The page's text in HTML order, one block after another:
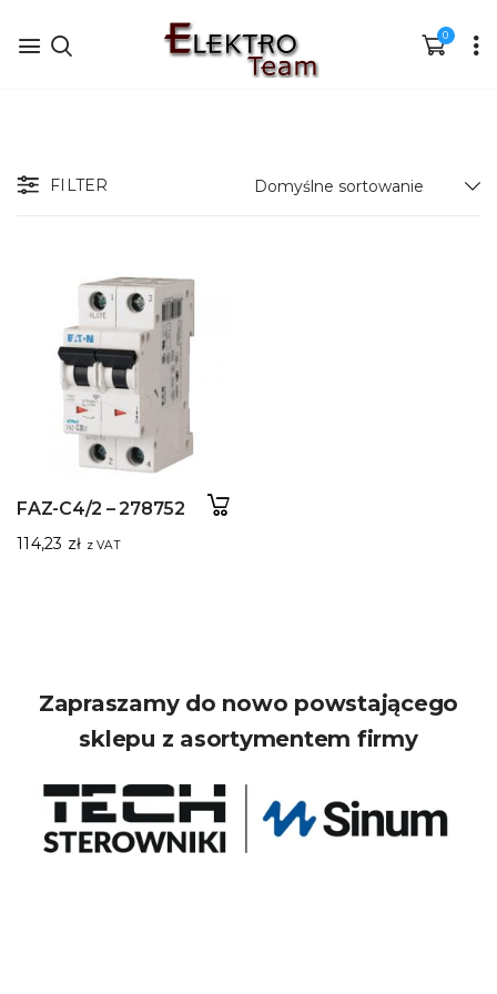
0
FILTER
FAZ-C4/2 – 278752
114,23 zł z VAT
Zapraszamy do nowo powstającego
sklepu z asortymentem firmy